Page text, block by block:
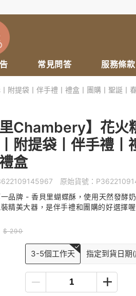
常見問答 服務條款
附提袋丨伴手禮丨禮盒丨團購丨聖誕丨
里Chambery】花
附提袋丨伴手禮丨
盒
原始貨號：
品牌 - 香貝里蝴蝶酥，使用天然發酵
精美大器，是伴手禮和團購的好選擇喔
$ 290
3-5個工作天 指定到貨日期